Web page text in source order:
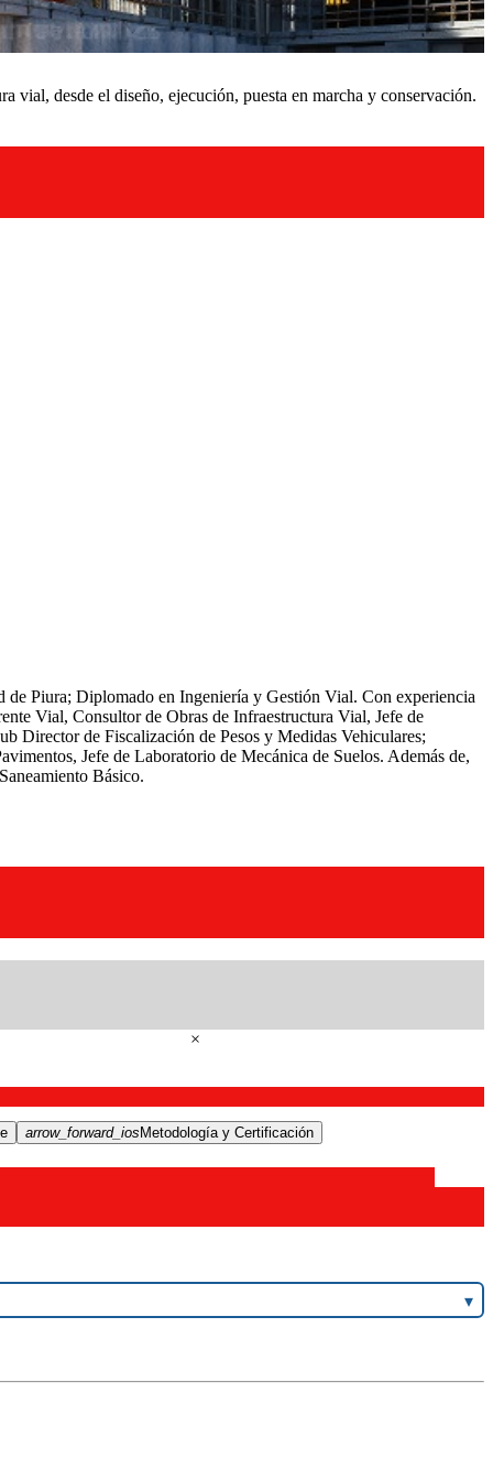
vial, desde el diseño, ejecución, puesta en marcha y conservación.
Piura; Diplomado en Ingeniería y Gestión Vial. Con experiencia
Vial, Consultor de Obras de Infraestructura Vial, Jefe de
Director de Fiscalización de Pesos y Medidas Vehiculares;
Jefe de Laboratorio de Mecánica de Suelos. Además de,
Básico.
×
arrow_forward_ios Metodología y Certificación